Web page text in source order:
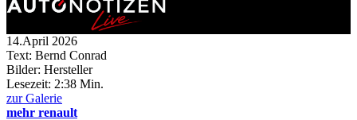
14.April 2026
Text: Bernd Conrad
Bilder: Hersteller
Lesezeit: 2:38 Min.
zur Galerie
mehr renault